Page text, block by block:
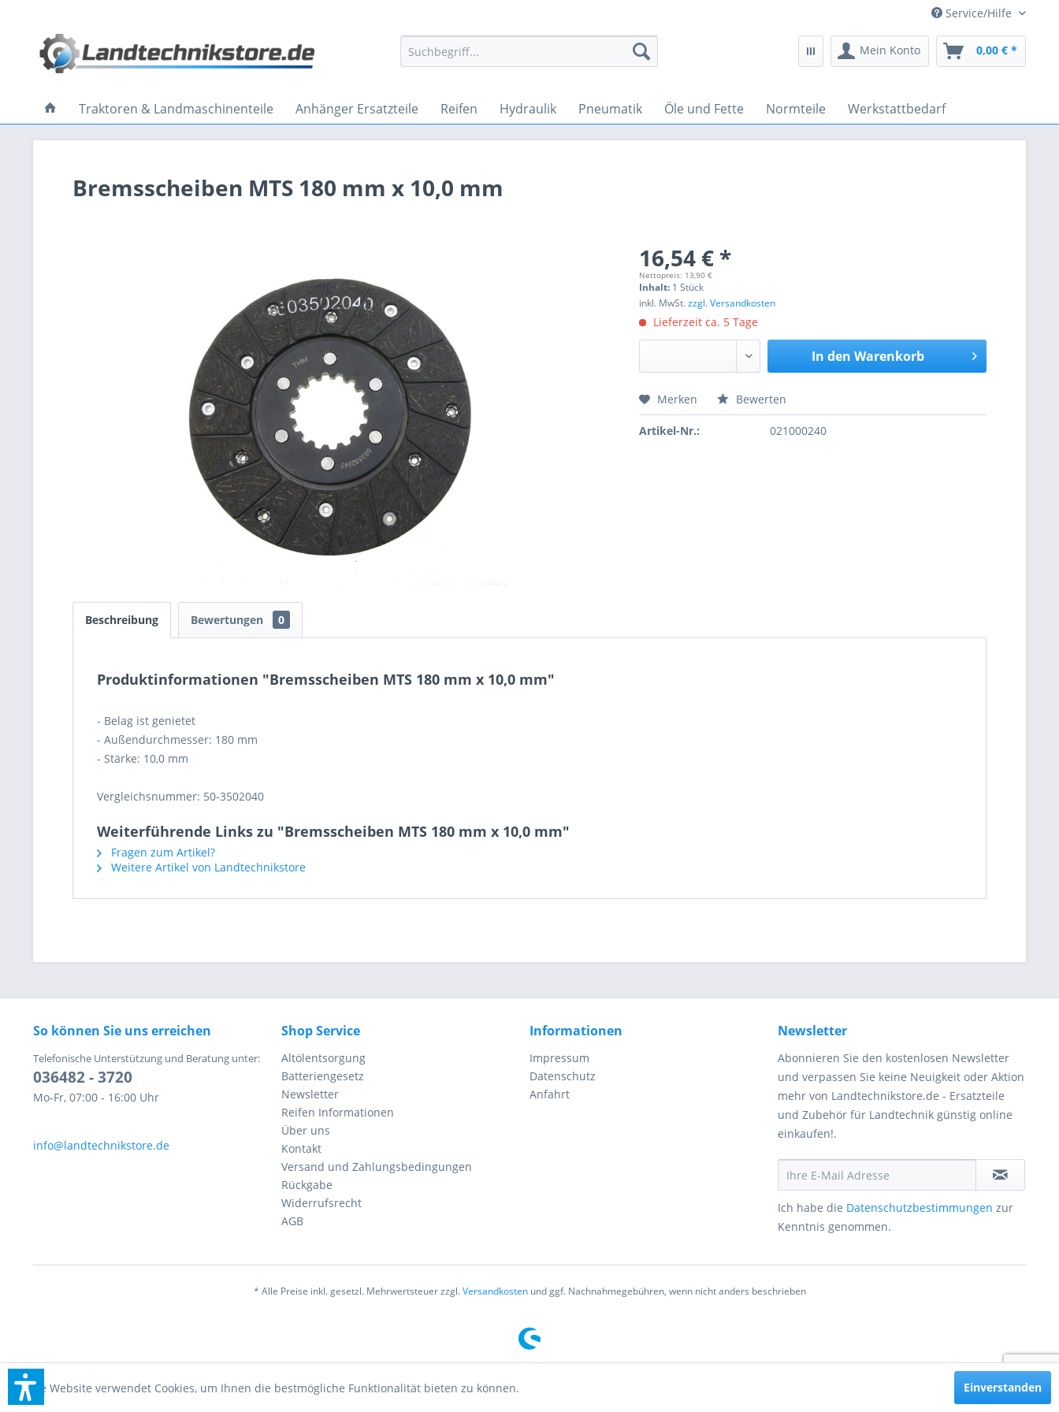
Service/Hilfe
Mein Konto 0,00 € *
Traktoren & Landmaschinenteile Anhänger Ersatzteile Reifen Hydraulik Pneumatik Öle und Fette Normteile Werkstattbedarf
Bremsscheiben MTS 180 mm x 10,0 mm
16,54 € *
Nettopreis: 13,90 €
Inhalt: 1 Stück
inkl. MwSt.zzgl. Versandkosten
Lieferzeit ca. 5 Tage
In den Warenkorb
Preis anfragen
Merken Bewerten
Artikel-Nr.: 021000240
Beschreibung Bewertungen 0
Produktinformationen "Bremsscheiben MTS 180 mm x 10,0 mm"
- Belag ist genietet
- Außendurchmesser: 180 mm
- Stärke: 10,0 mm
Vergleichsnummer: 50-3502040
Weiterführende Links zu "Bremsscheiben MTS 180 mm x 10,0 mm"
Fragen zum Artikel?
Weitere Artikel von Landtechnikstore
So können Sie uns erreichen
Telefonische Unterstützung und Beratung unter:
036482 - 3720
Mo-Fr, 07:00 - 16:00 Uhr
info@landtechnikstore.de
Shop Service
Altölentsorgung
Batteriengesetz
Newsletter
Reifen Informationen
Über uns
Kontakt
Versand und Zahlungsbedingungen
Rückgabe
Widerrufsrecht
AGB
Informationen
Impressum
Datenschutz
Anfahrt
Newsletter
Abonnieren Sie den kostenlosen Newsletter
und verpassen Sie keine Neuigkeit oder Aktion
mehr von Landtechnikstore.de - Ersatzteile
und Zubehör für Landtechnik günstig online
einkaufen!.
Ich habe die Datenschutzbestimmungen zur
Kenntnis genommen.
* Alle Preise inkl. gesetzl. Mehrwertsteuer zzgl.Versandkostenund ggf. Nachnahmegebühren, wenn nicht anders beschrieben
Diese Website verwendet Cookies, um Ihnen die bestmögliche Funktionalität bieten zu können. Einverstanden